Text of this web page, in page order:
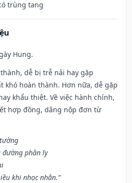
trùng tang
Hung.
dễ bị trễ nải hay gặp
khó hoàn thành. Hơn nữa, dễ gặp
khẩu thiệt. Về việc hành chính,
hợp đồng, dâng nộp đơn từ
đường phân ly
khi nhọc nhằn.”